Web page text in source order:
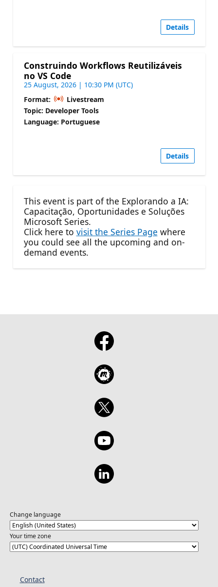
Details
Construindo Workflows Reutilizáveis
no VS Code
25 August, 2026 | 10:30 PM (UTC)
Format:
Livestream
Topic: Developer Tools
Language: Portuguese
Details
This event is part of the Explorando a IA:
Capacitação, Oportunidades e Soluções
Microsoft Series.
Click here to visit the Series Page where
you could see all the upcoming and on-
demand events.
Change language
Your time zone
Contact